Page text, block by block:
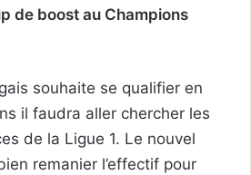
de boost au Champions
souhaite se qualifier en
il faudra aller chercher les
de la Ligue 1. Le nouvel
remanier l’effectif pour